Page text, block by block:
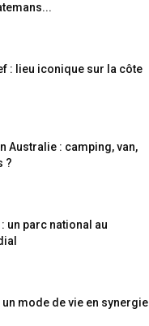
: lieu iconique sur la côte
Australie : camping, van,
?
un parc national au
un mode de vie en synergie